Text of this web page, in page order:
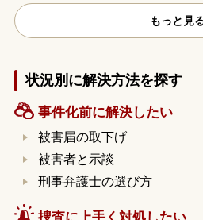
もっと見
状況別に解決方法を探す
事件化前に解決したい
被害届の取下げ
被害者と示談
刑事弁護士の選び方